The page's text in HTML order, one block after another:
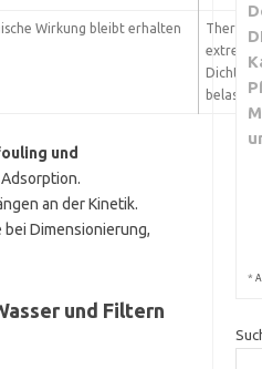
Wirkung bleibt erhalten
extreme
belasten
und
an der Kinetik.
Dimensionierung,
und Filtern
*